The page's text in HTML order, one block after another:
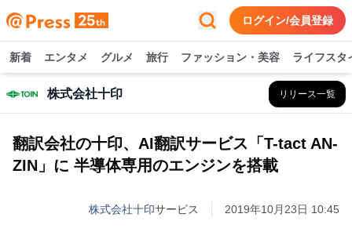
ログイン/会員登録
新着 エンタメ グルメ 旅行 ファッション・美容 ライフスタ
株式会社十印 リリース一覧
翻訳会社の十印、AI翻訳サービス「T-tact AN-
ZIN」に 半導体専用のエンジンを搭載
株式会社十印サービス 2019年10月23日 10:45